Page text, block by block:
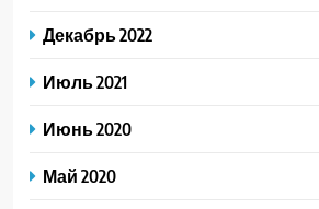
Декабрь 2022
Июль 2021
Июнь 2020
Май 2020